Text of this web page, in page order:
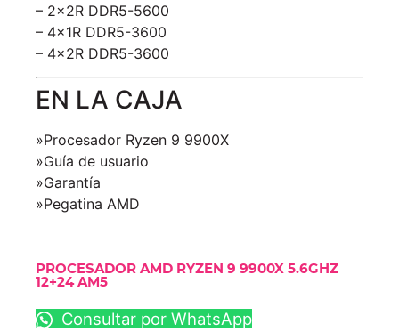
– 2x2R DDR5-5600
– 4x1R DDR5-3600
– 4x2R DDR5-3600
EN LA CAJA
»Procesador Ryzen 9 9900X
»Guía de usuario
»Garantía
»Pegatina AMD
PROCESADOR AMD RYZEN 9 9900X 5.6GHZ
12+24 AM5
Consultar por WhatsApp